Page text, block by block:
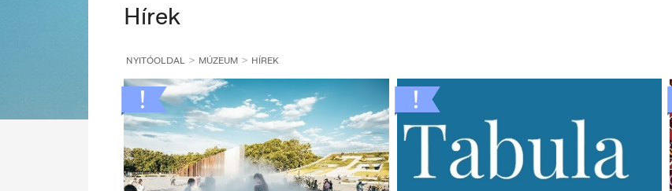
Hírek
NYITÓOLDAL MÚZEUM HÍREK